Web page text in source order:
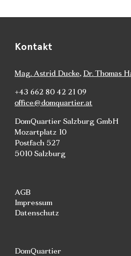
Kontakt
Mag. Astrid Ducke, Dr. Thomas
+43 662 80 42 21 09
office@domquartier.at
DomQuartier Salzburg GmbH
Mozartplatz 10
Postfach 527
5010 Salzburg
AGB
Impressum
Datenschutz
DomQuartier